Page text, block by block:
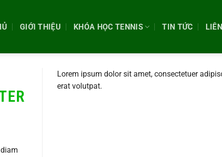
GIỚI THIỆU KHÓA HỌC TENNIS TIN TỨC
Lorem ipsum dolor sit amet, consectetuer
erat volutpat.